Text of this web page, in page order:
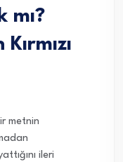
mı?
metnin
ileri